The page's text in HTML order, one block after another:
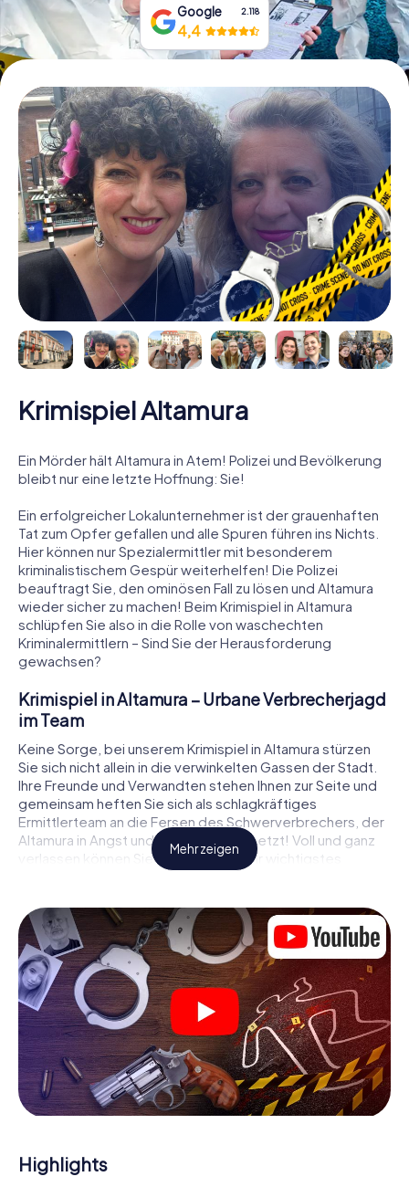
Google 2.118
4,4
Krimispiel Altamura
Ein Mörder hält Altamura in Atem! Polizei und Bevölkerung
bleibt nur eine letzte Hoffnung: Sie!
Ein erfolgreicher Lokalunternehmer ist der grauenhaften
Tat zum Opfer gefallen und alle Spuren führen ins Nichts.
Hier können nur Spezialermittler mit besonderem
kriminalistischem Gespür weiterhelfen! Die Polizei
beauftragt Sie, den ominösen Fall zu lösen und Altamura
wieder sicher zu machen! Beim Krimispiel in Altamura
schlüpfen Sie also in die Rolle von waschechten
Kriminalermittlern – Sind Sie der Herausforderung
gewachsen?
Krimispiel in Altamura – Urbane Verbrecherjagd
im Team
Keine Sorge, bei unserem Krimispiel in Altamura stürzen
Sie sich nicht allein in die verwinkelten Gassen der Stadt.
Ihre Freunde und Verwandten stehen Ihnen zur Seite und
gemeinsam heften Sie sich als schlagkräftiges
Ermittlerteam an die Fersen des Schwerverbrechers, der
Altamura in Angst und Schrecken versetzt! Voll und ganz
verlassen können Sie sich dabei auf Ihr wichtigstes
Ermittlerutensil, Ihr Smartphone. Mittels GPS-Navigation
zahlreichen Schauplätzen in Altamura, die mit der Tat in
Verbindung stehen, und schließlich zum Mörder. An jedem
Ort knacken Sie knifflige Rätsel und kommen so Stück für
Stück der Lösung des Falls immer näher. Anders als bei
einem klassischen Krimi Dinner in Altamura bestimmen also
Sie das Geschehen, bewegen sich an der frischen Luft
und entdecken obendrein die Stadt mit ganz neuen
Augen.
Mitmachkrimi in Altamura - Die interaktive Krimi
Tour
Videoschalte zu einem Zeugen, geheimes Belauschen
Mehr zeigen
Highlights